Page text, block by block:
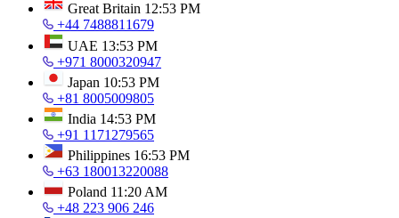
Great Britain 12:53 PM
+44 7488811679
UAE 13:53 PM
+971 8000320947
Japan 10:53 PM
+81 8005009805
India 14:53 PM
+91 1171279565
Philippines 16:53 PM
+63 180013220088
Poland 11:20 AM
+48 223 906 246